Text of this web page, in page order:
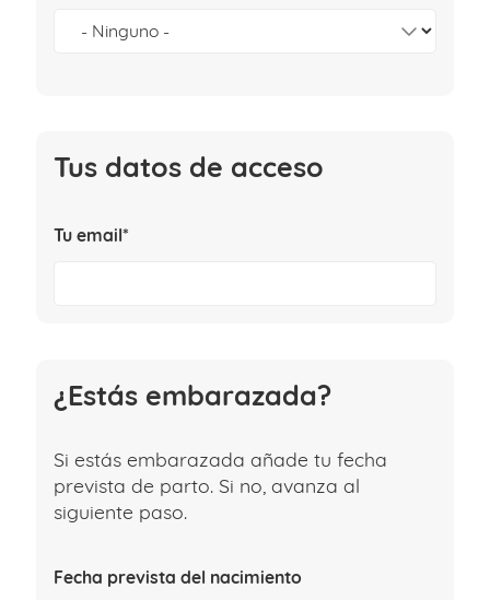
Tus datos de acceso
Tu email*
¿Estás embarazada?
Si estás embarazada añade tu fecha
prevista de parto. Si no, avanza al
siguiente paso.
Fecha prevista del nacimiento